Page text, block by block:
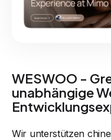
WESWOO -
unabhängige
Wir unterstützen